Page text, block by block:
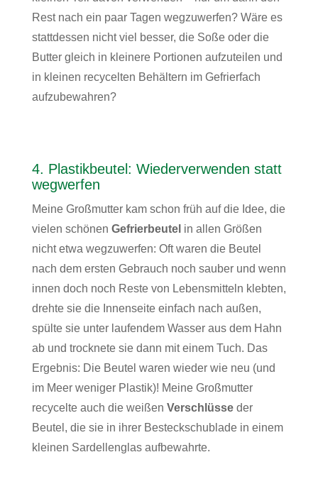
Rest nach ein paar Tagen wegzuwerfen? Wäre es
stattdessen nicht viel besser, die Soße oder die
Butter gleich in kleinere Portionen aufzuteilen und
in kleinen recycelten Behältern im Gefrierfach
aufzubewahren?
4. Plastikbeutel: Wiederverwenden statt
wegwerfen
Meine Großmutter kam schon früh auf die Idee, die
vielen schönen Gefrierbeutel in allen Größen
nicht etwa wegzuwerfen: Oft waren die Beutel
nach dem ersten Gebrauch noch sauber und wenn
innen doch noch Reste von Lebensmitteln klebten,
drehte sie die Innenseite einfach nach außen,
spülte sie unter laufendem Wasser aus dem Hahn
ab und trocknete sie dann mit einem Tuch. Das
Ergebnis: Die Beutel waren wieder wie neu (und
im Meer weniger Plastik)! Meine Großmutter
recycelte auch die weißen Verschlüsse der
Beutel, die sie in ihrer Besteckschublade in einem
kleinen Sardellenglas aufbewahrte.